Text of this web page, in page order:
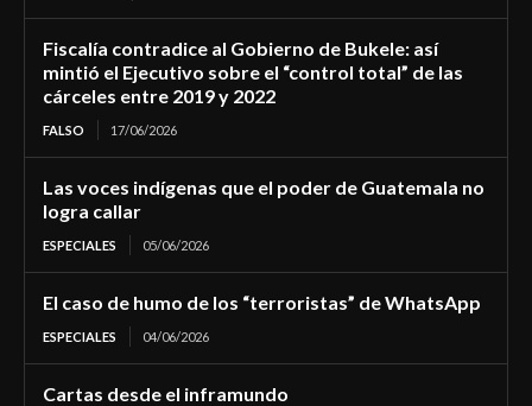
Fiscalía contradice al Gobierno de Bukele: así
mintió el Ejecutivo sobre el “control total” de las
cárceles entre 2019 y 2022
FALSO 17/06/2026
Las voces indígenas que el poder de Guatemala no
logra callar
ESPECIALES 05/06/2026
El caso de humo de los “terroristas” de WhatsApp
ESPECIALES 04/06/2026
Cartas desde el inframundo